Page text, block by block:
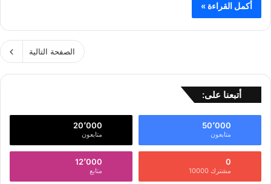
أكمل القراءة »
الصفحة التالية
أتبعنا على:
50٬000
متابعون
20٬000
متابعون
0
مشترك 10000
12٬000
متابع